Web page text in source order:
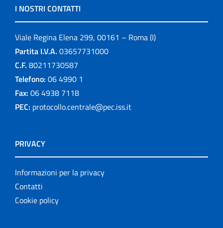
I NOSTRI CONTATTI
Viale Regina Elena 299, 00161 – Roma (I)
Partita I.V.A. 03657731000
C.F. 80211730587
Telefono: 06 4990 1
Fax: 06 4938 7118
PEC: protocollo.centrale@pec.iss.it
PRIVACY
Informazioni per la privacy
Contatti
Cookie policy